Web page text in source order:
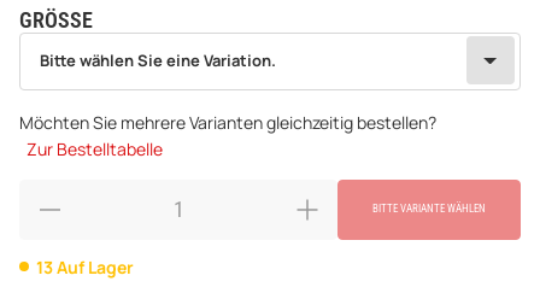
GRÖSSE
wählen
Bitte wählen Sie eine Variation.
Möchten Sie mehrere Varianten gleichzeitig bestellen?
Zur Bestelltabelle
BITTE VARIANTE WÄHLEN
13 Auf Lager